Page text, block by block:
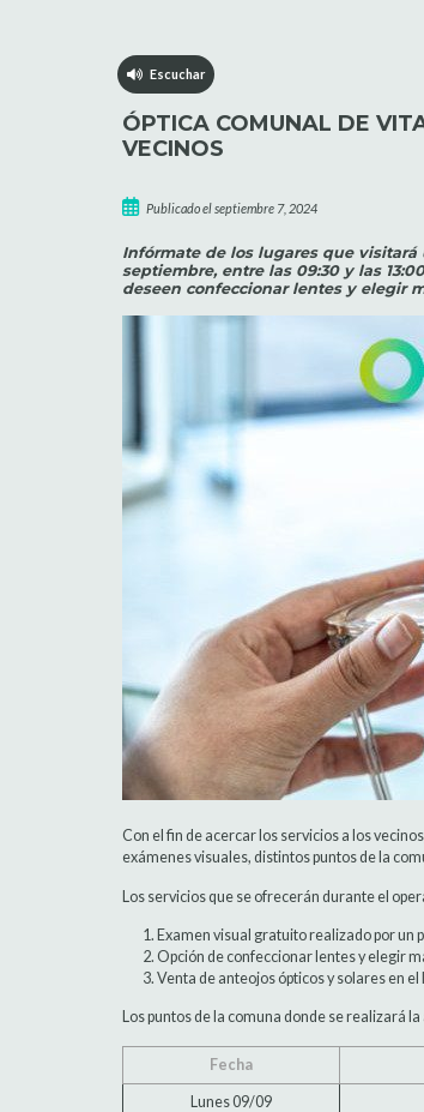
Escuchar
ÓPTICA COMUNAL DE
VECINOS
Publicado el septiembre 7, 2024
Infórmate de los lugares que
septiembre, entre las 09:30 y las
deseen confeccionar lentes y elegir
Con el fin de acercar los servicios a los
exámenes visuales, distintos puntos de la
Los servicios que se ofrecerán durante el
Examen visual gratuito realizado por un
Opción de confeccionar lentes y elegir
Venta de anteojos ópticos y solares en el
Los puntos de la comuna donde se realizará
Fecha
Lunes 09/09